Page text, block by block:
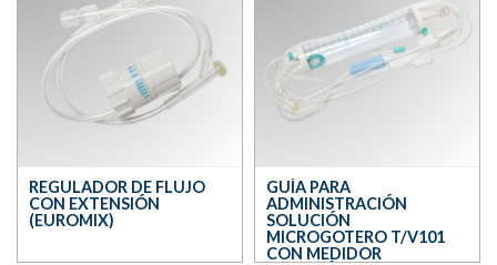
REGULADOR DE FLUJO
CON EXTENSIÓN
(EUROMIX)
GUÍA PARA
ADMINISTRACIÓN
SOLUCIÓN
MICROGOTERO T/V101
CON MEDIDOR